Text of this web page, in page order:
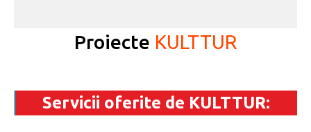
Proiecte KULTTUR
Servicii oferite de KULTTUR: